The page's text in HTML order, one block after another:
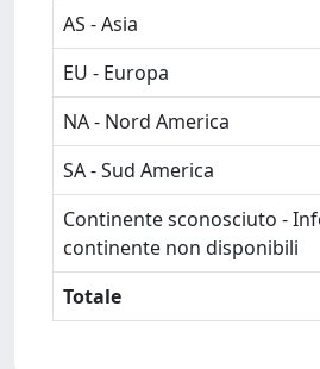
AS - Asia
EU - Europa
NA - Nord America
SA - Sud America
Continente sconosciuto -
continente non disponibili
Totale